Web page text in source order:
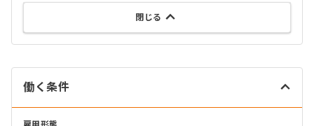
閉じる
働く条件